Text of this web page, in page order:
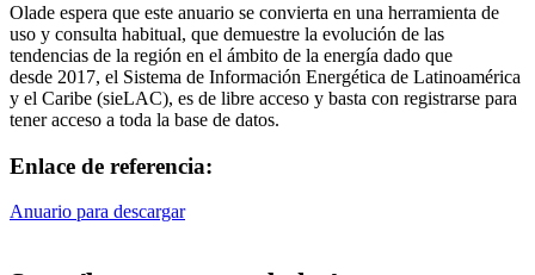
Olade espera que este anuario se convierta en una herramienta de
uso y consulta habitual, que demuestre la evolución de las
tendencias de la región en el ámbito de la energía dado que
desde 2017, el Sistema de Información Energética de Latinoamérica
y el Caribe (sieLAC), es de libre acceso y basta con registrarse para
tener acceso a toda la base de datos.
Enlace de referencia:
Anuario para descargar